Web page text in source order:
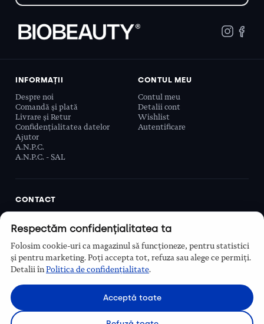
INFORMAȚII
Despre noi
Comandă și plată
Livrare și Retur
Confidențialitatea datelor
Ajutor
A.N.P.C.
A.N.P.C. - SAL
CONTUL MEU
Contul meu
Detalii cont
Wishlist
Autentificare
CONTACT
Sector 6, București, România
Program
Luni–Vineri, 9:00 – 16:00
Respectăm confidențialitatea ta
Folosim cookie-uri ca magazinul să funcționeze, pentru statistici
și pentru marketing. Poți accepta tot, refuza sau alege ce permiți.
Detalii înPolitica de confidențialitate.
Acceptă toate